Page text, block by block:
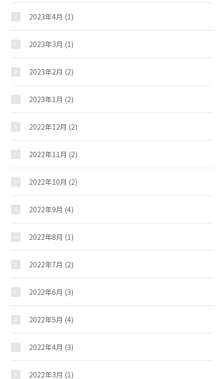
2023年4月 (1)
2023年3月 (1)
2023年2月 (2)
2023年1月 (2)
2022年12月 (2)
2022年11月 (2)
2022年10月 (2)
2022年9月 (4)
2022年8月 (1)
2022年7月 (2)
2022年6月 (3)
2022年5月 (4)
2022年4月 (3)
2022年3月 (1)